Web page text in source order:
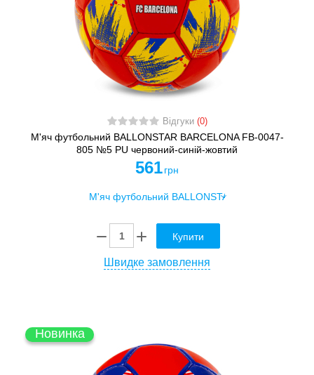
Відгуки (0)
М'яч футбольний BALLONSTAR BARCELONA FB-0047-
805 №5 PU червоний-синій-жовтий
561 грн
Купити
Швидке замовлення
Новинка